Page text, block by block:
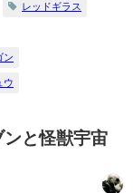
レッドギラス
ン
ウ
と怪獣宇宙